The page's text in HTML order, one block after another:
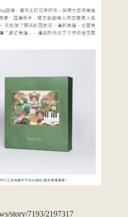
story/7193/2197317